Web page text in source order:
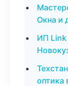
Окна и
ИП Link
оптика